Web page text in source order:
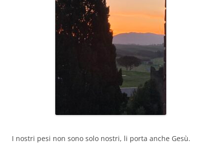
I nostri pesi non sono solo nostri, li porta anche Gesù.